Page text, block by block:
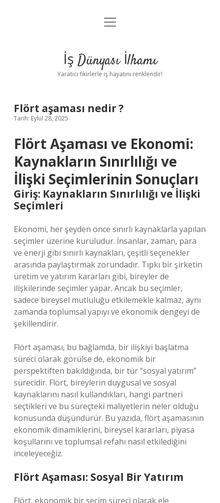
Anasayfa
Yasal Uyarı
menüyü
İş Dünyası İlhamı
Yaratıcı fikirlerle iş hayatını renklendir!
Flört aşaması nedir ?
Tarih: Eylül 28, 2025
Flört Aşaması ve Ekonomi:
Kaynakların Sınırlılığı ve
İlişki Seçimlerinin Sonuçları
Giriş: Kaynakların Sınırlılığı ve İlişki
Seçimleri
Ekonomi, her şeyden önce sınırlı kaynaklarla yapılan
seçimler üzerine kuruludur. İnsanlar, zaman, para
ve enerji gibi sınırlı kaynakları, çeşitli seçenekler
arasında paylaştırmak zorundadır. Tıpkı bir şirketin
üretim ve yatırım kararları gibi, bireyler de
ilişkilerinde seçimler yapar. Ancak bu seçimler,
sadece bireysel mutluluğu etkilemekle kalmaz, aynı
zamanda toplumsal yapıyı ve ekonomik dengeyi de
şekillendirir.
Flört aşaması, bu bağlamda, bir ilişkiyi başlatma
süreci olarak görülse de, ekonomik bir
perspektiften bakıldığında, bir tür “sosyal yatırım”
sürecidir. Flört, bireylerin duygusal ve sosyal
kaynaklarını nasıl kullandıkları, hangi partneri
seçtikleri ve bu süreçteki maliyetlerin neler olduğu
konusunda düşündürür. Bu yazıda, flört aşamasının
ekonomik dinamiklerini, bireysel kararları, piyasa
koşullarını ve toplumsal refahı nasıl etkilediğini
inceleyeceğiz.
Flört Aşaması: Sosyal Bir Yatırım
Flört, ekonomik bir seçim süreci olarak ele